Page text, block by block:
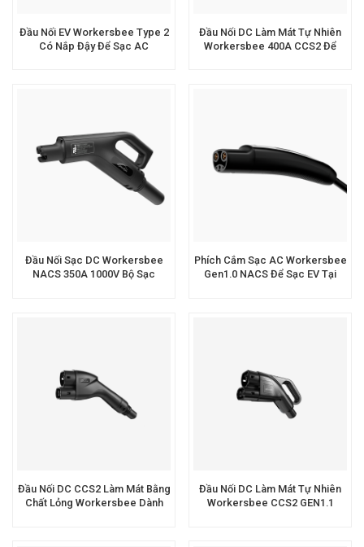
Đầu Nối EV Workersbee Type 2
Có Nắp Đậy Để Sạc AC
Đầu Nối DC Làm Mát Tự Nhiên
Workersbee 400A CCS2 Để
Đầu Nối Sạc DC Workersbee
NACS 350A 1000V Bộ Sạc
Phích Cắm Sạc AC Workersbee
Gen1.0 NACS Để Sạc EV Tại
Đầu Nối DC CCS2 Làm Mát Bằng
Chất Lỏng Workersbee Dành
Đầu Nối DC Làm Mát Tự Nhiên
Workersbee CCS2 GEN1.1